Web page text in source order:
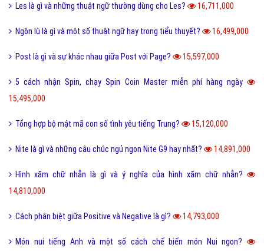
Les là gì và những thuật ngữ thường dùng cho Les? 16,711,000
Ngôn lù là gì và một số thuật ngữ hay trong tiểu thuyết? 16,499,000
Post là gì và sự khác nhau giữa Post với Page? 15,597,000
5 cách nhận Spin, chạy Spin Coin Master miễn phí hàng ngày
15,495,000
Tổng hợp bộ mật mã con số tình yêu tiếng Trung? 15,120,000
Nite là gì và những câu chúc ngủ ngon Nite G9 hay nhất? 14,891,000
Hình xăm chữ nhẫn là gì và ý nghĩa của hình xăm chữ nhẫn?
14,810,000
Cách phân biệt giữa Positive và Negative là gì? 14,793,000
Món nui tiếng Anh và một số cách chế biến món Nui ngon?